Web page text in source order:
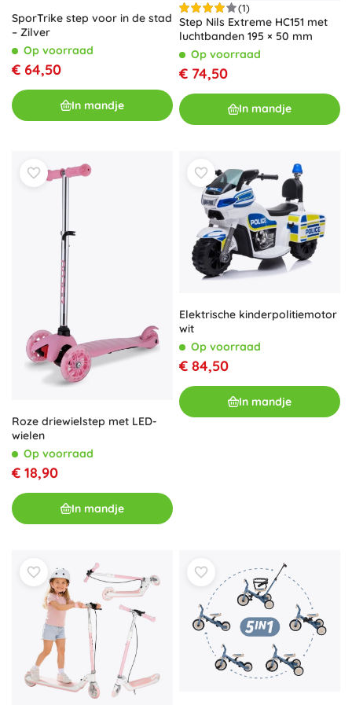
SporTrike step voor in de stad
– Zilver
Op voorraad
€ 64,50
In mandje
(1)
Step Nils Extreme HC151 met
luchtbanden 195 × 50 mm
Op voorraad
€ 74,50
In mandje
Roze driewielstep met LED-
wielen
Op voorraad
€ 18,90
In mandje
Elektrische kinderpolitiemotor
wit
Op voorraad
€ 84,50
In mandje